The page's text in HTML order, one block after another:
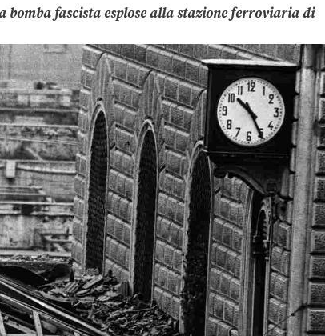
bomba fascista esplose alla stazione ferroviaria di